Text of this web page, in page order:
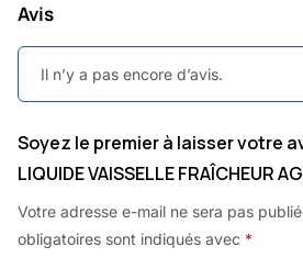
Avis
Il n’y a pas encore d’avis.
Soyez le premier à laisser votre
LIQUIDE VAISSELLE FRAÎCHEUR
Votre adresse e-mail ne sera pas
obligatoires sont indiqués avec *